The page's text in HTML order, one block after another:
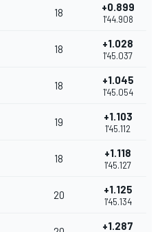
18 +0.899
1'44.908
18 +1.028
1'45.037
18 +1.045
1'45.054
19 +1.103
1'45.112
18 +1.118
1'45.127
20 +1.125
1'45.134
+1.287